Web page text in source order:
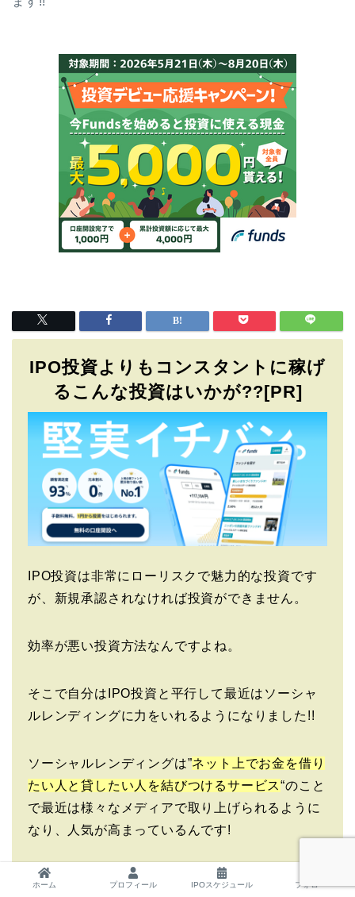
IPO投資よりもコンスタントに稼げ
るこんな投資はいかが??[PR]
IPO投資は非常にローリスクで魅力的な投資です
が、新規承認されなければ投資ができません。
効率が悪い投資方法なんですよね。
そこで自分はIPO投資と平行して最近はソーシャ
ルレンディングに力をいれるようになりました!!
ソーシャルレンディングは”ネット上でお金を借り
たい人と貸したい人を結びつけるサービス“のこと
で最近は様々なメディアで取り上げられるように
なり、人気が高まっているんです!
年々新しいサービスがでてきていますが、今から
ホーム プロフィール IPOスケジュール フォロー